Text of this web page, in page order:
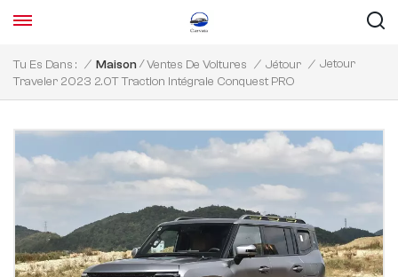
Tu Es Dans : / Maison/Ventes De Voitures / Jétour / Jetour
Traveler 2023 2.0T Traction Intégrale Conquest PRO